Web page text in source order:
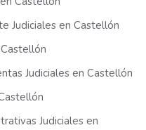
Judiciales en Castellón
Judiciales en Castellón
Judiciales en